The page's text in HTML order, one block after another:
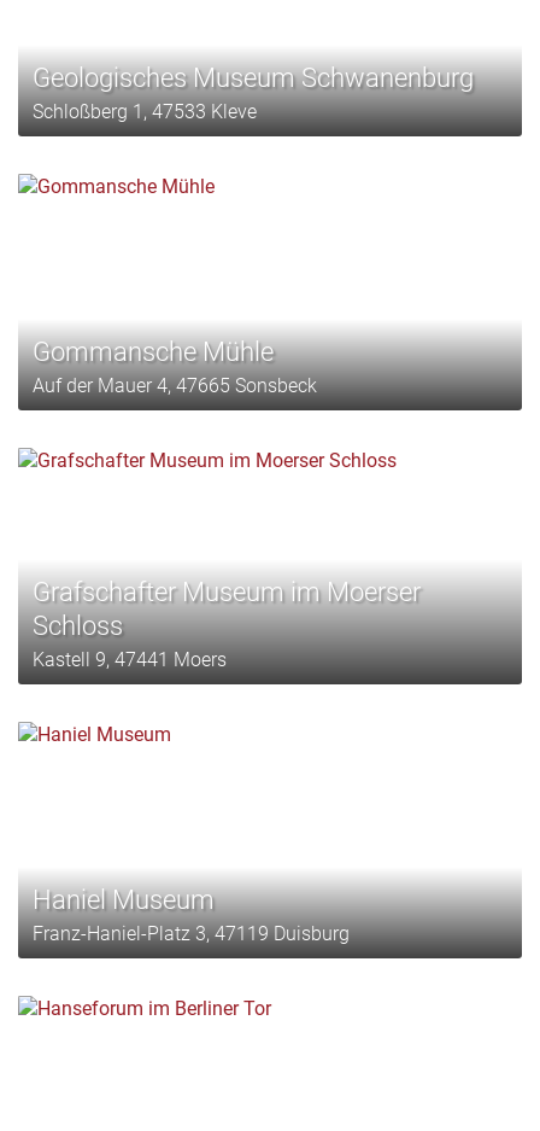
Geologisches Museum Schwanenburg
Schloßberg 1, 47533 Kleve
Gommansche Mühle
Auf der Mauer 4, 47665 Sonsbeck
Grafschafter Museum im Moerser
Schloss
Kastell 9, 47441 Moers
Haniel Museum
Franz-Haniel-Platz 3, 47119 Duisburg